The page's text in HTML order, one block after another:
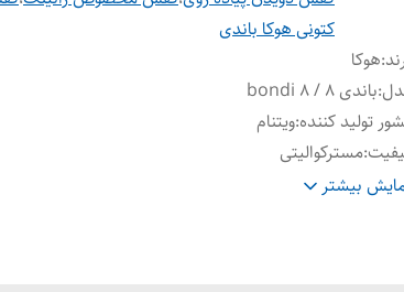
کتونی هوکا باندی
:هوکا
:باندی ۸ / bondi 8
تولید کننده:ویتنام
:مسترکوالیتی
کارکرد:نو اکبند بیشتر